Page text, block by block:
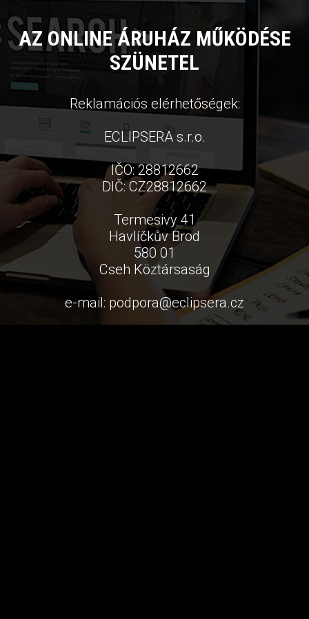
AZ ONLINE ÁRUHÁZ MŰKÖDÉSE
SZÜNETEL
Reklamációs elérhetőségek:
ECLIPSERA s.r.o.
IČO: 28812662
DIČ: CZ28812662
Termesivy 41
Havlíčkův Brod
580 01
Cseh Köztársaság
e-mail: podpora@eclipsera.cz